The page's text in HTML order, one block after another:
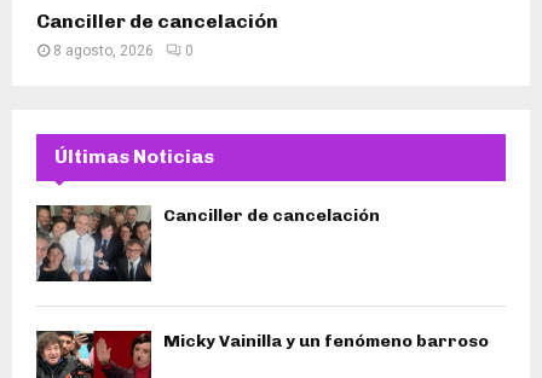
Canciller de cancelación
8 agosto, 2026 0
Últimas Noticias
Canciller de cancelación
Micky Vainilla y un fenómeno barroso